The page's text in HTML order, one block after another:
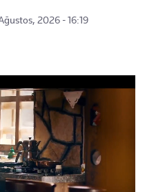
2026 - 16:19